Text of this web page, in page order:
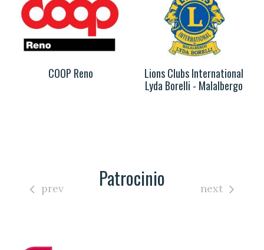
COOP Reno
Lions Clubs International
Lyda Borelli - Malalbergo
Patrocinio
prev next